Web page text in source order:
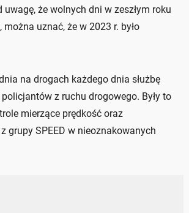
uwagę, że wolnych dni w zeszłym roku
można uznać, że w 2023 r. było
na drogach każdego dnia służbę
policjantów z ruchu drogowego. Były to
mierzące prędkość oraz
grupy SPEED w nieoznakowanych